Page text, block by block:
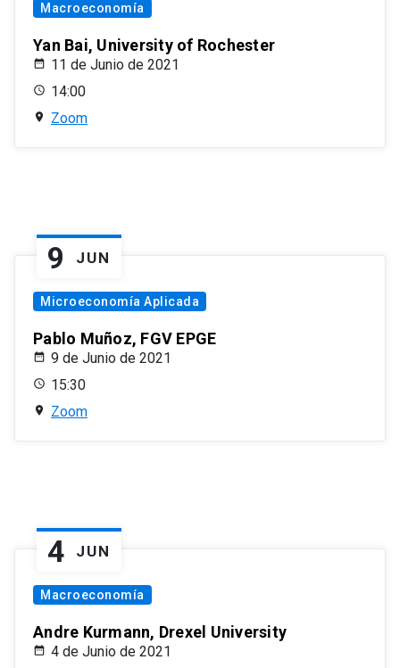
Macroeconomía
Yan Bai, University of Rochester
11 de Junio de 2021
14:00
Zoom
9 JUN
Microeconomía Aplicada
Pablo Muñoz, FGV EPGE
9 de Junio de 2021
15:30
Zoom
4 JUN
Macroeconomía
Andre Kurmann, Drexel University
4 de Junio de 2021